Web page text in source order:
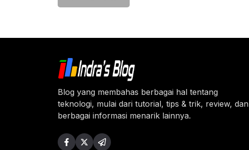
Blog yang membahas berbagai hal tentang
teknologi, mulai dari tutorial, tips & trik, review, dan
berbagai informasi menarik lainnya.